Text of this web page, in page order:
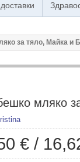
за тяло, Майка и
мляко
€ /